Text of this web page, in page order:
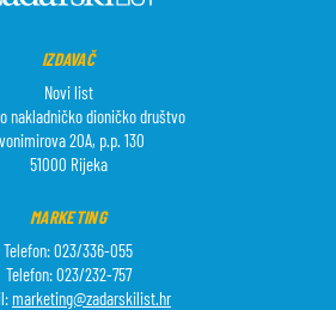
IZDAVAČ
Novi list
nakladničko dioničko društvo
20A, p.p. 130
51000 Rijeka
MARKETING
Telefon: 023/336-055
Telefon: 023/232-757
marketing@zadarskilist.hr